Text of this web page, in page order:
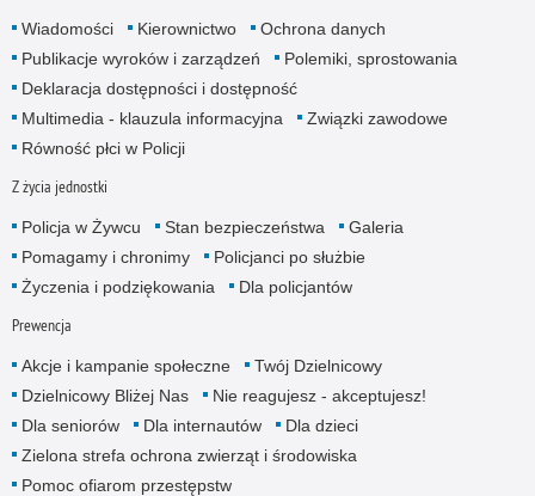
Wiadomości Kierownictwo
Ochrona danych
Publikacje wyroków i zarządzeń
Polemiki, sprostowania
Deklaracja dostępności i dostępność
Multimedia - klauzula informacyjna
Związki zawodowe
Równość płci w Policji
Z życia jednostki
Policja w Żywcu Stan bezpieczeństwa
Galeria
Pomagamy i chronimy
Policjanci po służbie
Życzenia i podziękowania
Dla policjantów
Prewencja
Akcje i kampanie społeczne
Twój Dzielnicowy
Dzielnicowy Bliżej Nas
Nie reagujesz - akceptujesz!
Dla seniorów
Dla internautów
Dla dzieci
Zielona strefa ochrona zwierząt i środowiska
Pomoc ofiarom przestępstw